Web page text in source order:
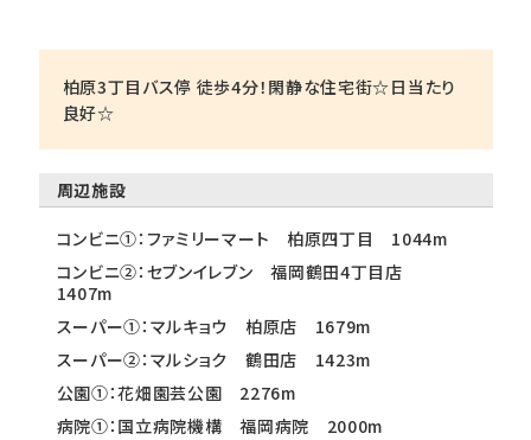
柏原3丁目バス停 徒歩4分！閑静な住宅街☆日当たり
良好☆
周辺施設
コンビニ①：ファミリーマート 柏原四丁目 1044m
コンビニ②：セブンイレブン 福岡鶴田4丁目店
1407m
スーパー①：マルキョウ 柏原店 1679m
スーパー②：マルショク 鶴田店 1423m
公園①：花畑園芸公園 2276m
病院①：国立病院機構 福岡病院 2000m